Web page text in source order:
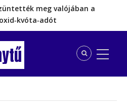
meg valójában a
Magyar Péter szerint még
lehet…
enklávét elárasztják a
érkező migránsok
Magyar Péter gőzerővel
támogatásból kieső